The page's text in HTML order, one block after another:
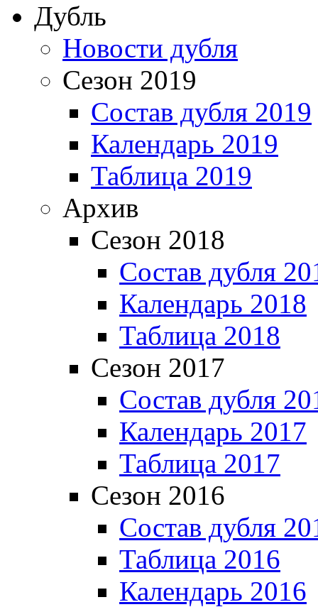
Дубль
Новости дубля
Сезон 2019
Состав дубля 2019
Календарь 2019
Таблица 2019
Архив
Сезон 2018
Состав дубля
Календарь 2018
Таблица 2018
Сезон 2017
Состав дубля
Календарь 2017
Таблица 2017
Сезон 2016
Состав дубля
Таблица 2016
Календарь 2016